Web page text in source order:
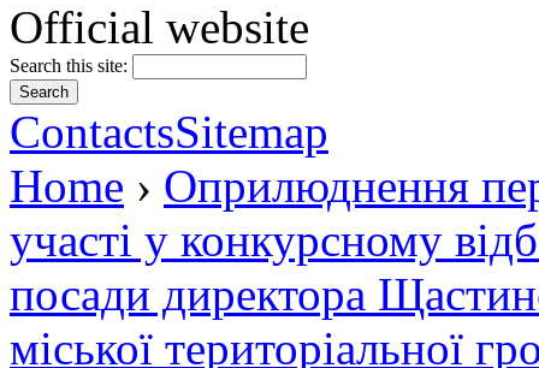
Official website
Search this site:
ContactsSitemap
Home › Оприлюднення
участі у конкурсному
посади директора
міської територіальної